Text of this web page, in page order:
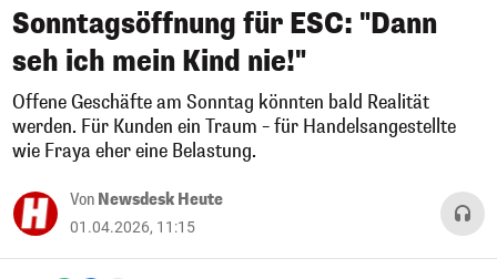
Sonntagsöffnung für ESC: "Dann
seh ich mein Kind nie!"
Offene Geschäfte am Sonntag könnten bald Realität
werden. Für Kunden ein Traum – für Handelsangestellte
wie Fraya eher eine Belastung.
Von Newsdesk Heute
01.04.2026, 11:15